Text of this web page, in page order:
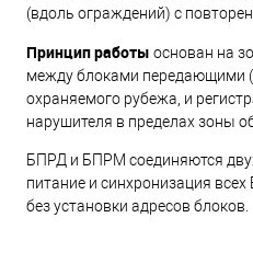
(вдоль ограждений) с
Принцип работы основан на
между блоками передающими
охраняемого рубежа, и
нарушителя в пределах зоны
БПРД и БПРМ соединяются
питание и синхронизация
без установки адресов блоков.